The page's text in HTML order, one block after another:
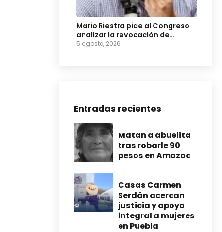
Mario Riestra pide al Congreso
analizar la revocación de
mandato en Acatlán
5 agosto, 2026
Entradas recientes
Matan a abuelita
tras robarle 90
pesos en Amozoc
Casas Carmen
Serdán acercan
justicia y apoyo
integral a mujeres
en Puebla